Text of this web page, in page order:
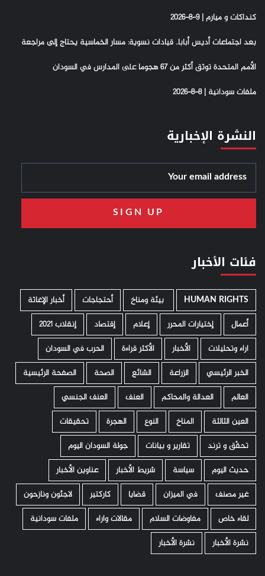
كنداكات و ميارم | 9-8-2026
بعد اجتماعات أديس أبابا.. قيادات نسوية: مسار الخماسية يحتاج إلى مراجعة
الأمم المتحدة توثق أكثر من 67 هجوما على المدارس في السودان
ملفات سودانية | 8-8-2026
النشرة الإخبارية
فئات الأخبار
HUMAN RIGHTS ­ بيئة ومناخ أحتجاجات
أخبار الإغاثة
أعمال
إختيارات المحرر إعلام إقتصاد
إنقلاب 2021
اراء وتحليلات
الأخبار الأكثر قراءة
الحرب في السودان
الخبر الرئيسي
الزراعة الشائع الصحة
الصفحة الرئيسية
العالم
العدالة والمحاكم العنف
العنف الجنسي
العين الثالثة
المناخ النوع الهجرة
تحقيقات
تحقّق و ترند
تقارير و بيانات
جولة السودان اليوم
حديث اليوم
سياسة شريط الأخبار
عناوين الأخبار
غير مصنف
في الميزان قضايا كاركتير
لاجئون ونازحون
لقاء خاص
مفاوضات السلام مقالات واراء
ملفات سودانية
نشرة الأخبار
نشرة الأخبار